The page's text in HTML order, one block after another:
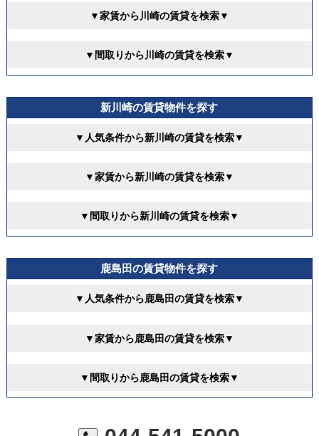
▼家賃から川崎の賃貸を検索▼
▼間取りから川崎の賃貸を検索▼
新川崎の賃貸物件を探す
▼人気条件から新川崎の賃貸を検索▼
▼家賃から新川崎の賃貸を検索▼
▼間取りから新川崎の賃貸を検索▼
鹿島田の賃貸物件を探す
▼人気条件から鹿島田の賃貸を検索▼
▼家賃から鹿島田の賃貸を検索▼
▼間取りから鹿島田の賃貸を検索▼